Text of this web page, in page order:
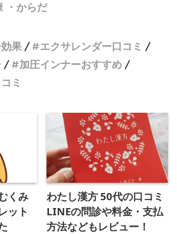
・からだ
果
エクサレンダー口コミ
加圧インナーおすすめ
ミ
くみ
ット
わたし漢方 50代の口コミ
LINEの問診や料金・支払
方法などもレビュー！